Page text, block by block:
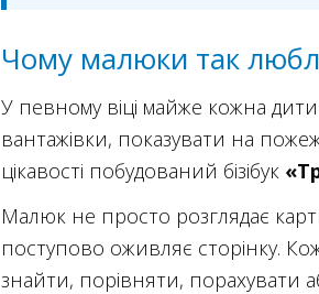
Чому малюки так
У певному віці майже кожна
вантажівки, показувати на
цікавості побудований бізібук
Малюк не просто розглядає
поступово оживляє сторінку.
знайти, порівняти, порахувати